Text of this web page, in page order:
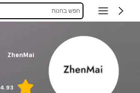
חפש בחנות
ZhenMai
4.93